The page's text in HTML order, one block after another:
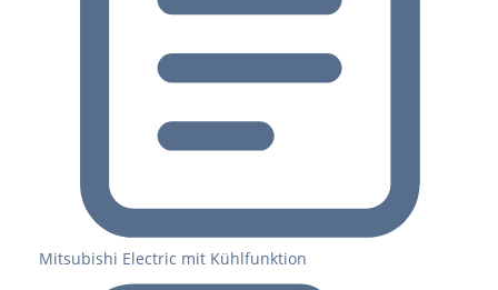
Mitsubishi Electric mit Kühlfunktion